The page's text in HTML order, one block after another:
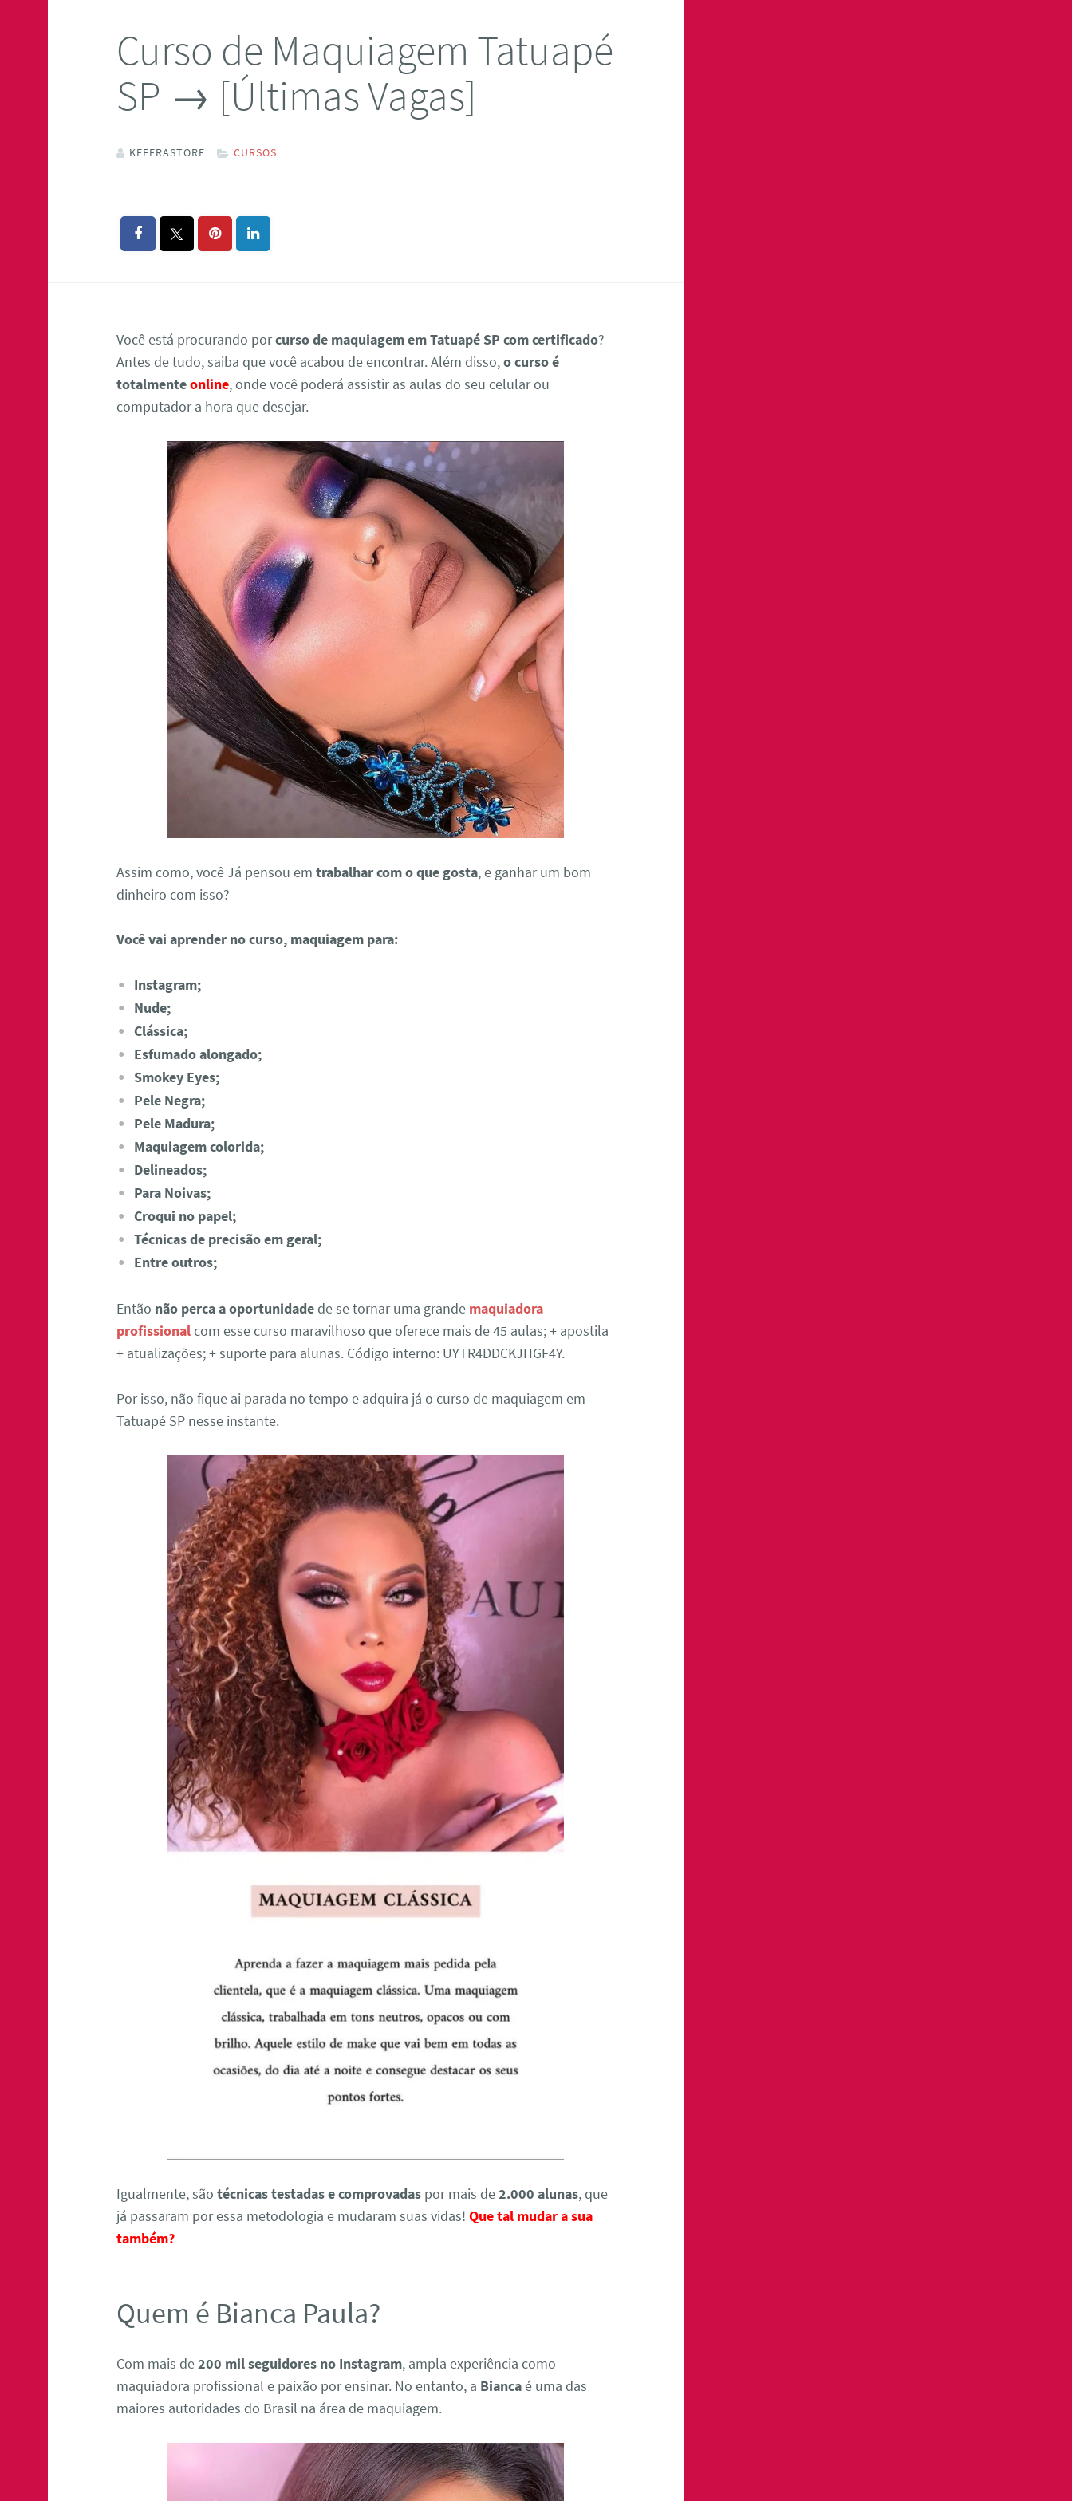
Curso de Maquiagem Tatuapé
SP → [Últimas Vagas]
KEFERASTORE CURSOS
Você está procurando porcurso de maquiagem em Tatuapé SP com certificado?
Antes de tudo, saiba que você acabou de encontrar. Além disso,o curso é
totalmenteonline, onde você poderá assistir as aulas do seu celular ou
computador a hora que desejar.
Assim como, você Já pensou emtrabalhar com o que gosta, e ganhar um bom
dinheiro com isso?
Você vai aprender no curso, maquiagem para:
Instagram;
Nude;
Clássica;
Esfumado alongado;
Smokey Eyes;
Pele Negra;
Pele Madura;
Maquiagem colorida;
Delineados;
Para Noivas;
Croqui no papel;
Técnicas de precisão em geral;
Entre outros;
Então não perca a oportunidade de se tornar uma grande maquiadora
profissionalcom esse curso maravilhoso que oferece mais de 45 aulas; + apostila
+ atualizações; + suporte para alunas. Código interno: UYTR4DDCKJHGF4Y.
Por isso, não fique ai parada no tempo e adquira já o curso de maquiagem em
Tatuapé SP nesse instante.
Igualmente, sãotécnicas testadas e comprovadas por mais de2.000 alunas, que
já passaram por essa metodologia e mudaram suas vidas!Que tal mudar a sua
também?
Quem é Bianca Paula?
Com mais de200 mil seguidores no Instagram, ampla experiência como
maquiadora profissional e paixão por ensinar. No entanto, a Biancaé uma das
maiores autoridades do Brasil na área de maquiagem.